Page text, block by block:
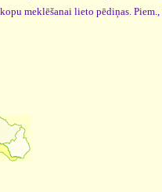
meklēšanai lieto pēdiņas. Piem.,